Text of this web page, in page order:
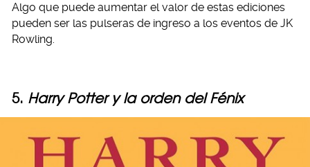
Algo que puede aumentar el valor de estas ediciones
pueden ser las pulseras de ingreso a los eventos de JK
Rowling.
5. Harry Potter y la orden del Fénix